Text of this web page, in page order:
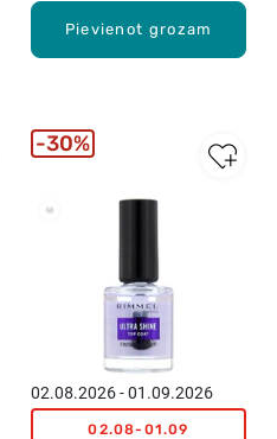
Pievienot grozam
02.08.2026 - 01.09.2026
02.08-01.09
30%